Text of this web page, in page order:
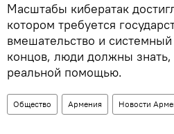
Масштабы кибератак
котором требуется
вмешательство и
концов, люди должны знать,
реальной помощью.
Общество Армения Новости